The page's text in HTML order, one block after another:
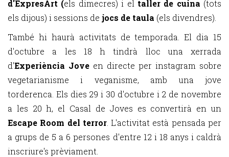
d'ExpresArt (els dimecres) i el taller de cuina (tots
els dijous) i sessions de jocs de taula (els divendres).
També hi haurà activitats de temporada. El dia 15
d'octubre a les 18 h tindrà lloc una xerrada
d'Experiència Jove en directe per instagram sobre
vegetarianisme i veganisme, amb una jove
torderenca. Els dies 29 i 30 d'octubre i 2 de novembre
a les 20 h, el Casal de Joves es convertirà en un
Escape Room del terror. L'activitat està pensada per
a grups de 5 a 6 persones d'entre 12 i 18 anys i caldrà
inscriure's prèviament.